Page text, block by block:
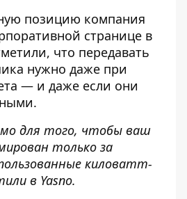
позицию компания
странице в
что передавать
нужно даже при
— и даже если они
для того, чтобы ваш
только за
киловатт-
в Yasno.